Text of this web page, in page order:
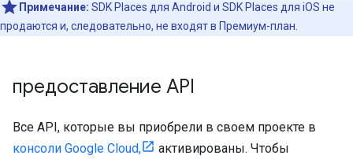
Примечание: SDK Places для Android и SDK Places для iOS не
продаются и, следовательно, не входят в Премиум-план.
предоставление API
Все API, которые вы приобрели в своем проекте в
консоли Google Cloud,
активированы. Чтобы